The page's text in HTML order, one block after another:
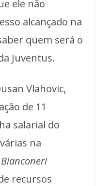
ele não
alcançado na
quem será o
Juventus.
Vlahovic,
de 11
salarial do
na
Bianconeri
recursos